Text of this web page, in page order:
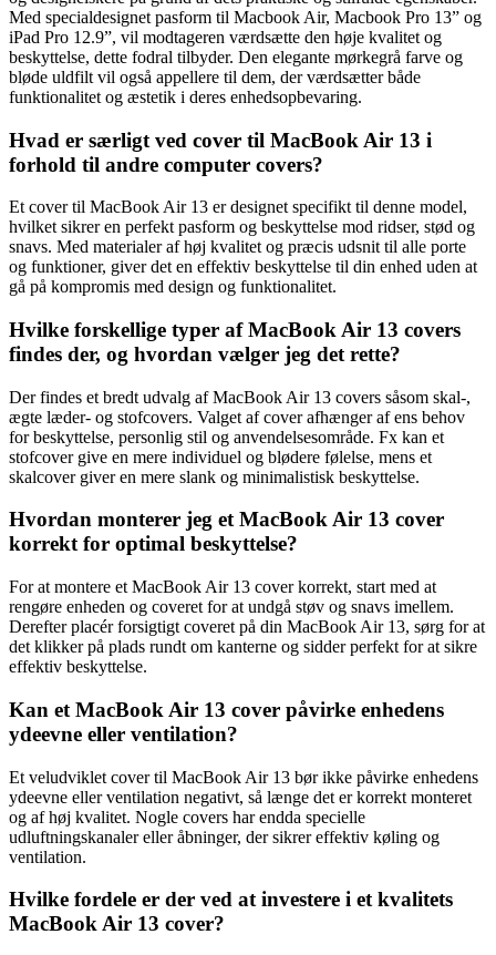
Med specialdesignet pasform til Macbook Air, Macbook Pro 13” og
iPad Pro 12.9”, vil modtageren værdsætte den høje kvalitet og
beskyttelse, dette fodral tilbyder. Den elegante mørkegrå farve og
bløde uldfilt vil også appellere til dem, der værdsætter både
funktionalitet og æstetik i deres enhedsopbevaring.
Hvad er særligt ved cover til MacBook Air 13 i
forhold til andre computer covers?
Et cover til MacBook Air 13 er designet specifikt til denne model,
hvilket sikrer en perfekt pasform og beskyttelse mod ridser, stød og
snavs. Med materialer af høj kvalitet og præcis udsnit til alle porte
og funktioner, giver det en effektiv beskyttelse til din enhed uden at
gå på kompromis med design og funktionalitet.
Hvilke forskellige typer af MacBook Air 13 covers
findes der, og hvordan vælger jeg det rette?
Der findes et bredt udvalg af MacBook Air 13 covers såsom skal-,
ægte læder- og stofcovers. Valget af cover afhænger af ens behov
for beskyttelse, personlig stil og anvendelsesområde. Fx kan et
stofcover give en mere individuel og blødere følelse, mens et
skalcover giver en mere slank og minimalistisk beskyttelse.
Hvordan monterer jeg et MacBook Air 13 cover
korrekt for optimal beskyttelse?
For at montere et MacBook Air 13 cover korrekt, start med at
rengøre enheden og coveret for at undgå støv og snavs imellem.
Derefter placér forsigtigt coveret på din MacBook Air 13, sørg for at
det klikker på plads rundt om kanterne og sidder perfekt for at sikre
effektiv beskyttelse.
Kan et MacBook Air 13 cover påvirke enhedens
ydeevne eller ventilation?
Et veludviklet cover til MacBook Air 13 bør ikke påvirke enhedens
ydeevne eller ventilation negativt, så længe det er korrekt monteret
og af høj kvalitet. Nogle covers har endda specielle
udluftningskanaler eller åbninger, der sikrer effektiv køling og
ventilation.
Hvilke fordele er der ved at investere i et kvalitets
MacBook Air 13 cover?